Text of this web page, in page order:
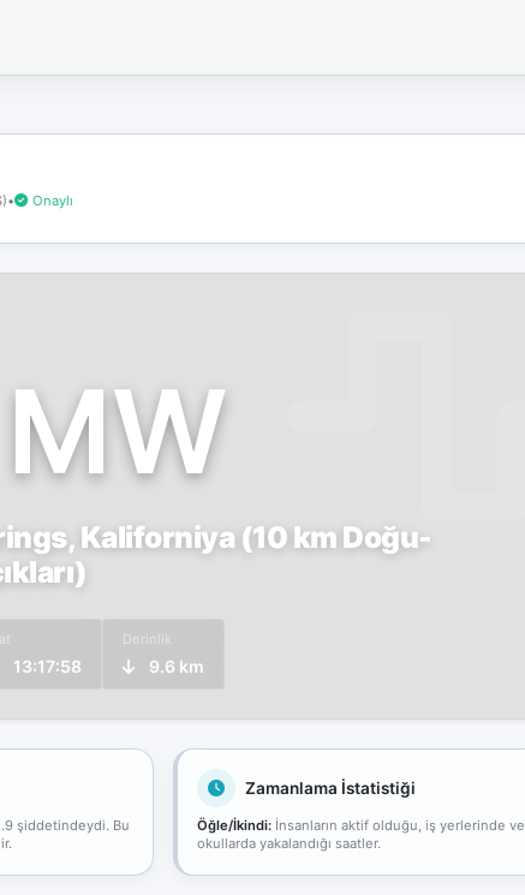
• Onaylı
Kaliforniya (10 km Doğu-
13:17:58
Derinlik
9.6 km
şiddetindeydi. Bu
Zamanlama İstatistiği
Öğle/İkindi:İnsanların aktif olduğu, iş yerlerinde ve
okullarda yakalandığı saatler.
bağlantınız